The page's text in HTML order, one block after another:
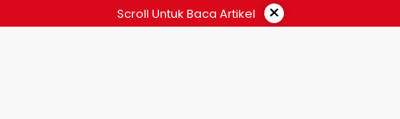
Scroll Untuk Baca Artikel ×